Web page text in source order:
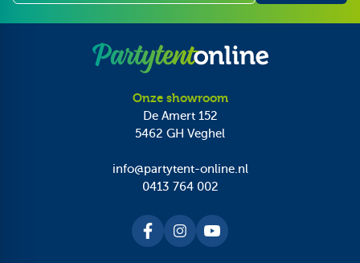
Onze showroom
De Amert 152
5462 GH Veghel
info@partytent-online.nl
0413 764 002